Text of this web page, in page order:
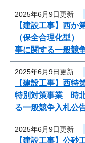
2025年6月9日更新
【建設工事】西
（保全合理化型
事に関する一般競
2025年6月9日更新
【建設工事】西
特別対策事業 時
る一般競争入札公
2025年6月9日更新
【建設工事】公